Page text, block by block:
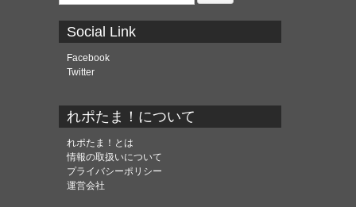
Social Link
Facebook
Twitter
れポたま！について
れポたま！とは
情報の取扱いについて
プライバシーポリシー
運営会社